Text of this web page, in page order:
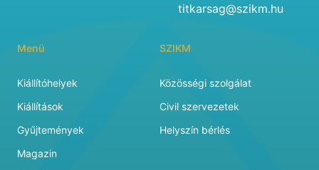
titkarsag@szikm.hu
Menü
Kiállítóhelyek
Kiállítások
Gyűjtemények
Magazin
SZIKM
Közösségi szolgálat
Civil szervezetek
Helyszín bérlés